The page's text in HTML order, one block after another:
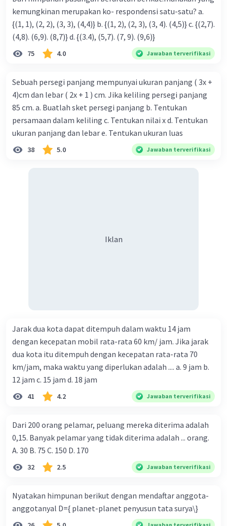
kemungkinan merupakan ko- respondensi satu-satu? a.
{(1, 1), (2, 2), (3, 3), (4,4)} b. {(1, 2), (2, 3), (3, 4). (4,5)} c. {(2,7).
(4,8). (6,9). (8,7)} d. {(3.4), (5,7). (7, 9). (9,6)}
75 4.0 Jawaban terverifikasi
Sebuah persegi panjang mempunyai ukuran panjang ( 3x +
4)cm dan lebar ( 2x + 1 ) cm. Jika keliling persegi panjang
85 cm. a. Buatlah sket persegi panjang b. Tentukan
persamaan dalam keliling c. Tentukan nilai x d. Tentukan
ukuran panjang dan lebar e. Tentukan ukuran luas
38 5.0 Jawaban terverifikasi
Iklan
Jarak dua kota dapat ditempuh dalam waktu 14 jam
dengan kecepatan mobil rata-rata 60 km/ jam. Jika jarak
dua kota itu ditempuh dengan kecepatan rata-rata 70
km/jam, maka waktu yang diperlukan adalah .... a. 9 jam b.
12 jam c. 15 jam d. 18 jam
41 4.2 Jawaban terverifikasi
Dari 200 orang pelamar, peluang mereka diterima adalah
0,15. Banyak pelamar yang tidak diterima adalah ... orang.
A. 30 B. 75 C. 150 D. 170
32 2.5 Jawaban terverifikasi
Nyatakan himpunan berikut dengan mendaftar anggota-
anggotanyal D={ planet-planet penyusun tata surya\}